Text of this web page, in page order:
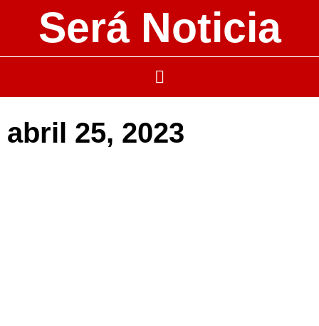
Será Noticia
abril 25, 2023